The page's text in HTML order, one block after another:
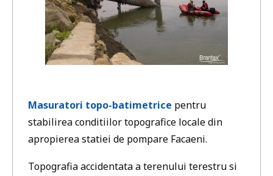
Masuratori topo-batimetrice pentru
stabilirea conditiilor topografice locale din
apropierea statiei de pompare Facaeni.
Topografia accidentata a terenului terestru si